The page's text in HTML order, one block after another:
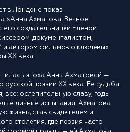
в Лондоне показ
«Анна Ахматова. Вечное
его создательницей Еленой
документалистом,
автором фильмов о ключевых
XX века.
эпоха Анны Ахматовой —
русской поэзии XX века. Ее судьба
все: ослепительную славу, годы
личные испытания. Ахматова
жизнь, став свидетелем и
столетия, где поэзия часто